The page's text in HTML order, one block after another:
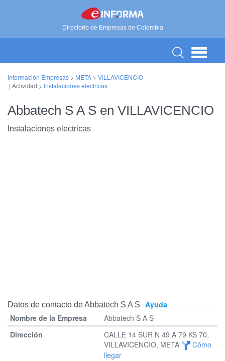
Directorio de Empresas de Colombia
Información Empresas > META > VILLAVICENCIO
| Actividad > Instalaciones electricas
Abbatech S A S en VILLAVICENCIO
Instalaciones electricas
Datos de contacto de Abbatech S A S
Ayuda
Abbatech S A S
CALLE 14 SUR N 49 A 79 KS 70,
VILLAVICENCIO, META
Cómo
llegar